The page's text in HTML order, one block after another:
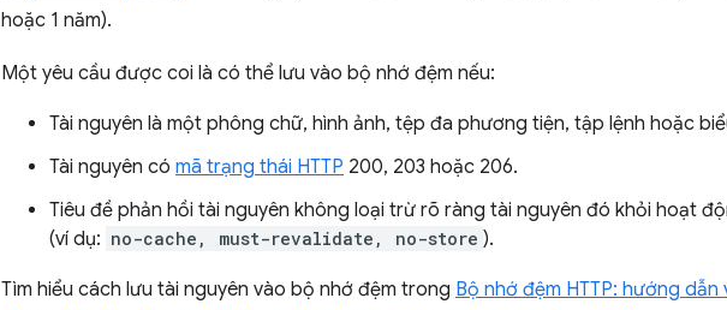
hoặc 1 năm).
Một yêu cầu được coi là có thể lưu vào bộ nhớ đệm nếu:
Tài nguyên là một phông chữ, hình ảnh, tệp đa phương tiện, tập lệnh hoặc
Tài nguyên có mã trạng thái HTTP 200, 203 hoặc 206.
Tiêu đề phản hồi tài nguyên không loại trừ rõ ràng tài nguyên đó khỏi hoạt
(ví dụ: no-cache, must-revalidate, no-store ).
Tìm hiểu cách lưu tài nguyên vào bộ nhớ đệm trong Bộ nhớ đệm HTTP: hướng